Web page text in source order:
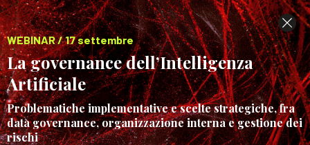
WEBINAR / 17 settembre
La governance dell’Intelligenza
Artificiale
Problematiche implementative e scelte strategiche, fra
data governance, organizzazione interna e gestione dei
rischi